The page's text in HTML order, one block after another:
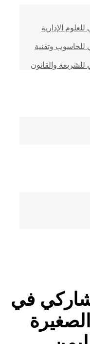
للعلوم الإدارية
للحاسوب وتقنية
للشريعة والقانون
في